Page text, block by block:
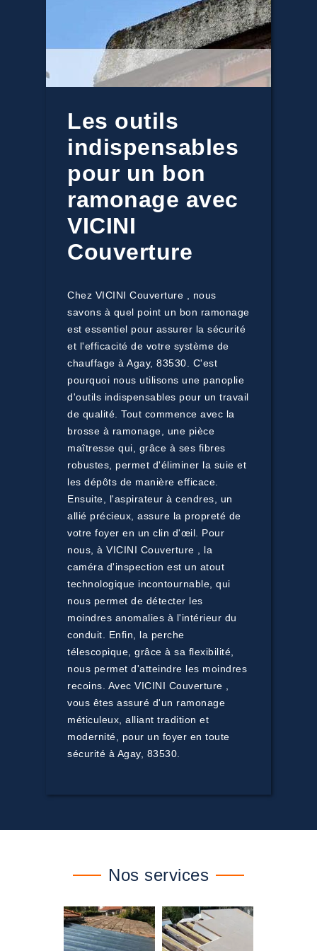
Les outils
indispensables
pour un bon
ramonage avec
VICINI
Couverture
Chez VICINI Couverture , nous
savons à quel point un bon ramonage
est essentiel pour assurer la sécurité
et l'efficacité de votre système de
chauffage à Agay, 83530. C'est
pourquoi nous utilisons une panoplie
d'outils indispensables pour un travail
de qualité. Tout commence avec la
brosse à ramonage, une pièce
maîtresse qui, grâce à ses fibres
robustes, permet d'éliminer la suie et
les dépôts de manière efficace.
Ensuite, l'aspirateur à cendres, un
allié précieux, assure la propreté de
votre foyer en un clin d'œil. Pour
nous, à VICINI Couverture , la
caméra d'inspection est un atout
technologique incontournable, qui
nous permet de détecter les
moindres anomalies à l'intérieur du
conduit. Enfin, la perche
télescopique, grâce à sa flexibilité,
nous permet d'atteindre les moindres
recoins. Avec VICINI Couverture ,
vous êtes assuré d'un ramonage
méticuleux, alliant tradition et
modernité, pour un foyer en toute
sécurité à Agay, 83530.
Nos services